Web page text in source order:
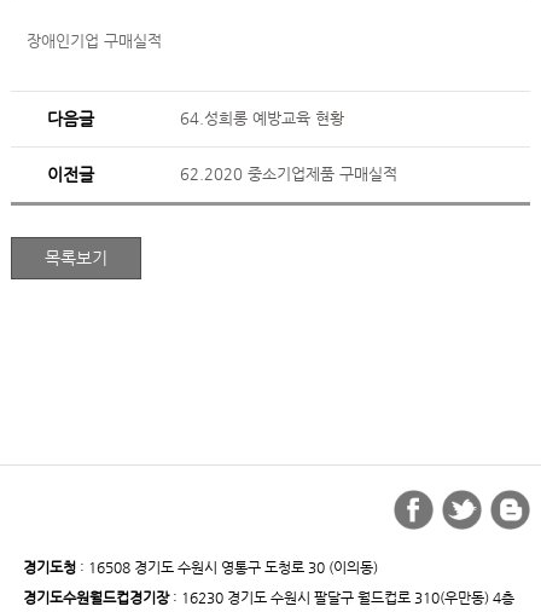
장애인기업 구매실적
다음글 64.성희롱 예방교육 현황
이전글 62.2020 중소기업제품 구매실적
경기도청: 16508 경기도 수원시 영통구 도청로 30 (이의동)
경기도수원월드컵경기장: 16230 경기도 수원시 팔달구 월드컵로 310(우만동) 4층